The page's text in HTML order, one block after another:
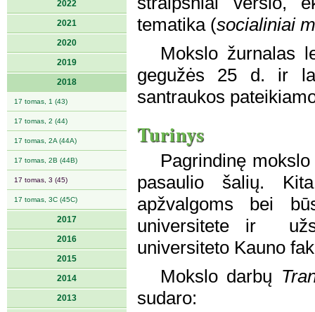
2022
2021
2020
2019
2018
17 tomas, 1 (43)
17 tomas, 2 (44)
17 tomas, 2A (44A)
17 tomas, 2B (44B)
17 tomas, 3 (45)
17 tomas, 3C (45C)
2017
2016
2015
2014
2013
tematika (socialiniai
Mokslo žurnalas
gegužės 25 d. ir
santraukos
Turinys
Pagrindinę
pasaulio šalių.
apžvalgoms bei
universitete ir
universiteto Kauno
Mokslo darbų
sudaro: